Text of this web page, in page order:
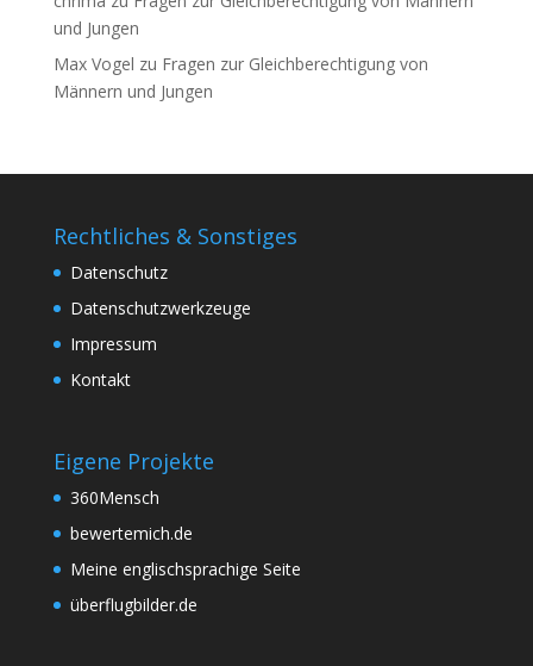
und Jungen
Max Vogel zu Fragen zur Gleichberechtigung von
Männern und Jungen
Rechtliches & Sonstiges
Datenschutz
Datenschutzwerkzeuge
Impressum
Kontakt
Eigene Projekte
360Mensch
bewertemich.de
Meine englischsprachige Seite
überflugbilder.de